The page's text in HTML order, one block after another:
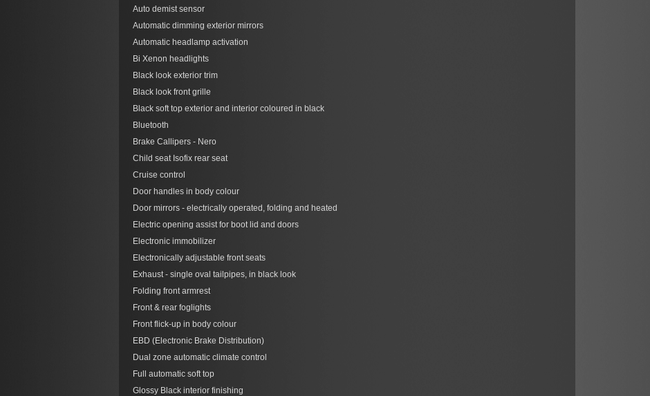
Auto demist sensor
Automatic dimming exterior mirrors
Automatic headlamp activation
Bi Xenon headlights
Black look exterior trim
Black look front grille
Black soft top exterior and interior coloured in black
Bluetooth
Brake Callipers - Nero
Child seat Isofix rear seat
Cruise control
Door handles in body colour
Door mirrors - electrically operated, folding and heated
Electric opening assist for boot lid and doors
Electronic immobilizer
Electronically adjustable front seats
Exhaust - single oval tailpipes, in black look
Folding front armrest
Front & rear foglights
Front flick-up in body colour
EBD (Electronic Brake Distribution)
Dual zone automatic climate control
Full automatic soft top
Glossy Black interior finishing